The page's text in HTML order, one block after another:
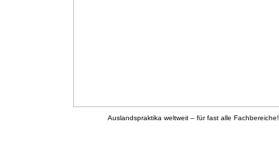
Auslandspraktika weltweit – für fast alle Fachbereiche!